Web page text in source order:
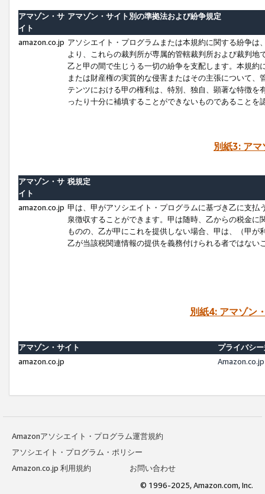
アマゾン・サ
イト
アマゾン・サイト別の準拠法および紛争規定
amazon.co.jp アソシエイト・プログラムまたは本規約に関する紛争
より、これらの裁判所が専属的管轄裁判所および裁判
乙と甲の間で生じうる一切の紛争を支配します。本規
または財産権の実質的な侵害またはその主張について
テンツにおける甲の権利は、特別、独自、顕著な特徴
ったり十分に補填することができないものであることを
別紙3: ア
アマゾン・サ
イト
税規定
amazon.co.jp 甲は、甲がアソシエイト・プログラムに基づき乙に支
泉徴収することができます。甲は随時、乙からの税金
ものの、乙が甲にこれを提供しない場合、甲は、（甲
乙が当該税関連情報の提供を義務付けられる者ではな
別紙4: アマゾン
アマゾン・サイト
プライバシ
amazon.co.jp
Amazonアソシエイト・プログラム運営規約
アソシエイト・プログラム・ポリシー
Amazon.co.jp 利用規約
お問い合わせ
© 1996-2025, Amazon.com, Inc.